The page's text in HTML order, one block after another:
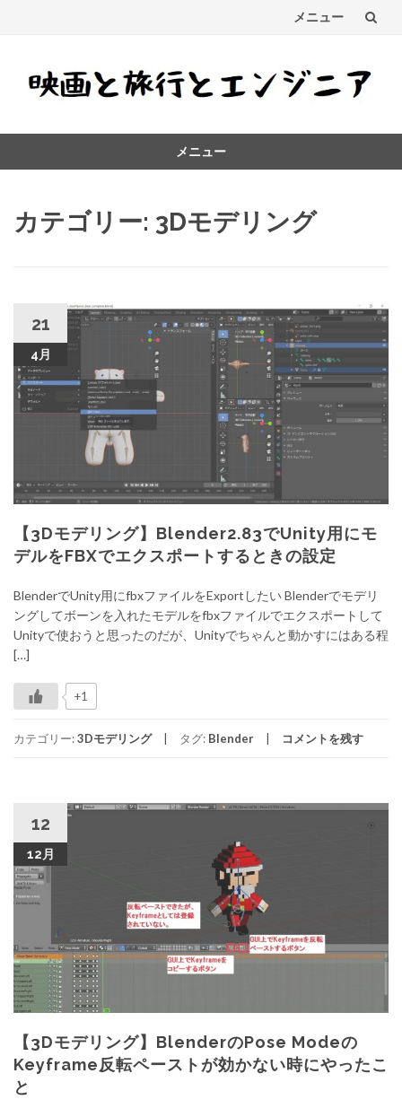
メニュー
へ
メニュー
カテゴリー: 3Dモデリング
21
4月
【3Dモデリング】Blender2.83でUnity用にモ
デルをFBXでエクスポートするときの設定
BlenderでUnity用にfbxファイルをExportしたい Blenderでモデリ
ングしてボーンを入れたモデルをfbxファイルでエクスポートして
Unityで使おうと思ったのだが、Unityでちゃんと動かすにはある程
[…]
+1
カテゴリー:3Dモデリング タグ: Blender コメントを残す
12
12月
【3Dモデリング】BlenderのPose Modeの
Keyframe反転ペーストが効かない時にやったこ
と